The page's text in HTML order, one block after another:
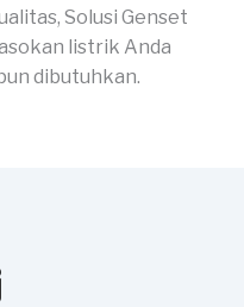
Solusi Genset
listrik Anda
dibutuhkan.